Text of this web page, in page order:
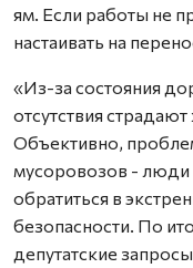
ям. Если работы не
настаивать на
«Из-за состояния
отсутствия
Объективно,
мусоровозов - люди
обратиться в
безопасности. По
депутатские